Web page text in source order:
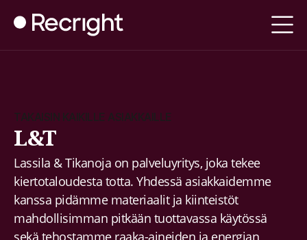
TAKAISIN KAIKILLE ASIAKKAILLE
L&T
Lassila & Tikanoja on palveluyritys, joka tekee
kiertotaloudesta totta. Yhdessä asiakkaidemme
kanssa pidämme materiaalit ja kiinteistöt
mahdollisimman pitkään tuottavassa käytössä
sekä tehostamme raaka-aineiden ja energian